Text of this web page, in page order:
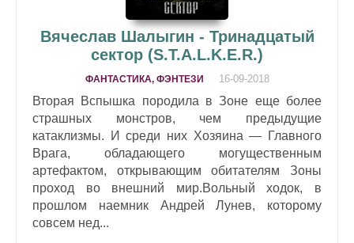
Вячеслав Шалыгин - Тринадцатый
сектор (S.T.A.L.K.E.R.)
ФАНТАСТИКА, ФЭНТЕЗИ 16-09-2018
Вторая Вспышка породила в Зоне еще более
страшных монстров, чем предыдущие
катаклизмы. И среди них Хозяина — Главного
Врага, обладающего могущественным
артефактом, открывающим обитателям Зоны
проход во внешний мир.Вольный ходок, в
прошлом наемник Андрей Лунев, которому
совсем нед...